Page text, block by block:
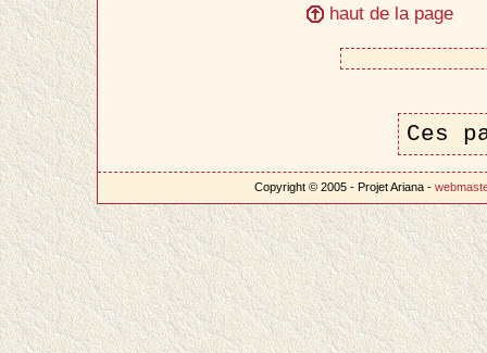
haut de la page
Ces
Copyright © 2005 - Projet Ariana -